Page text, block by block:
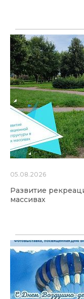
05.08.2026
Развитие
массивах